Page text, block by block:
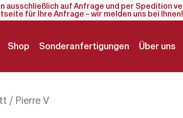
ausschließlich auf Anfrage und per Spedition
für Ihre Anfrage – wir melden uns bei Ihnen!
Shop Sonderanfertigungen Über uns
/ Pierre V